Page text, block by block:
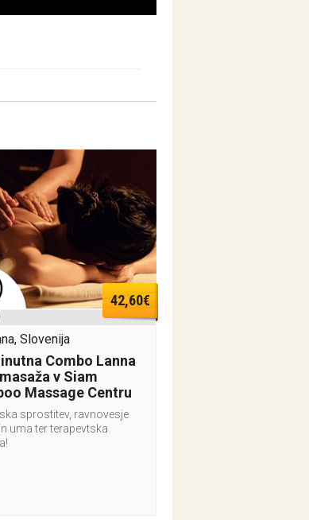
42,60€
Slovenija
Combo Lanna
v Siam
Massage Centru
sprostitev, ravnovesje
uma ter terapevtska